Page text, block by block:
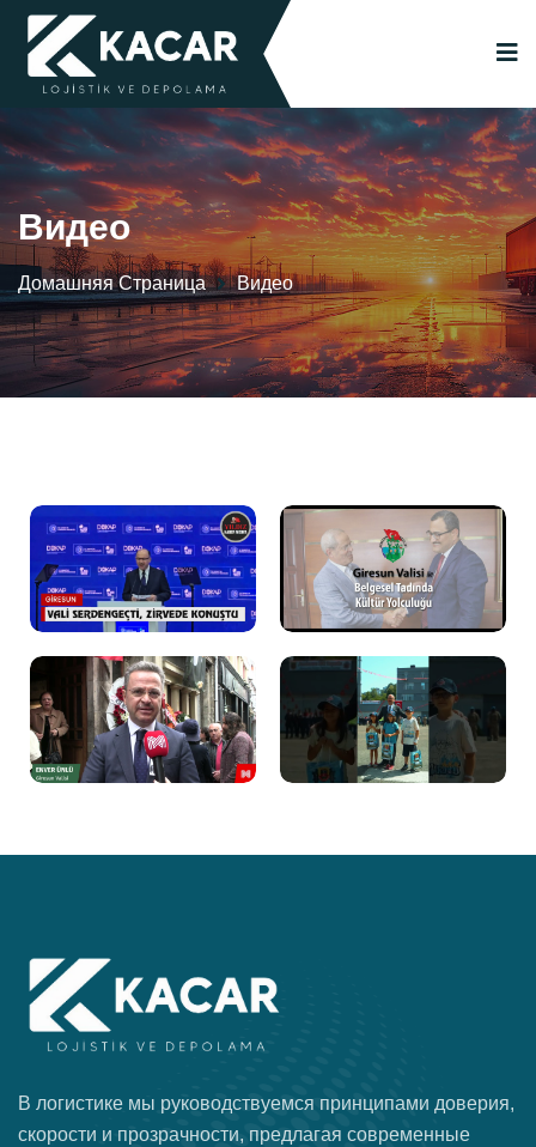
Видео
Домашняя Страница Видео
В логистике мы руководствуемся принципами доверия,
скорости и прозрачности, предлагая современные